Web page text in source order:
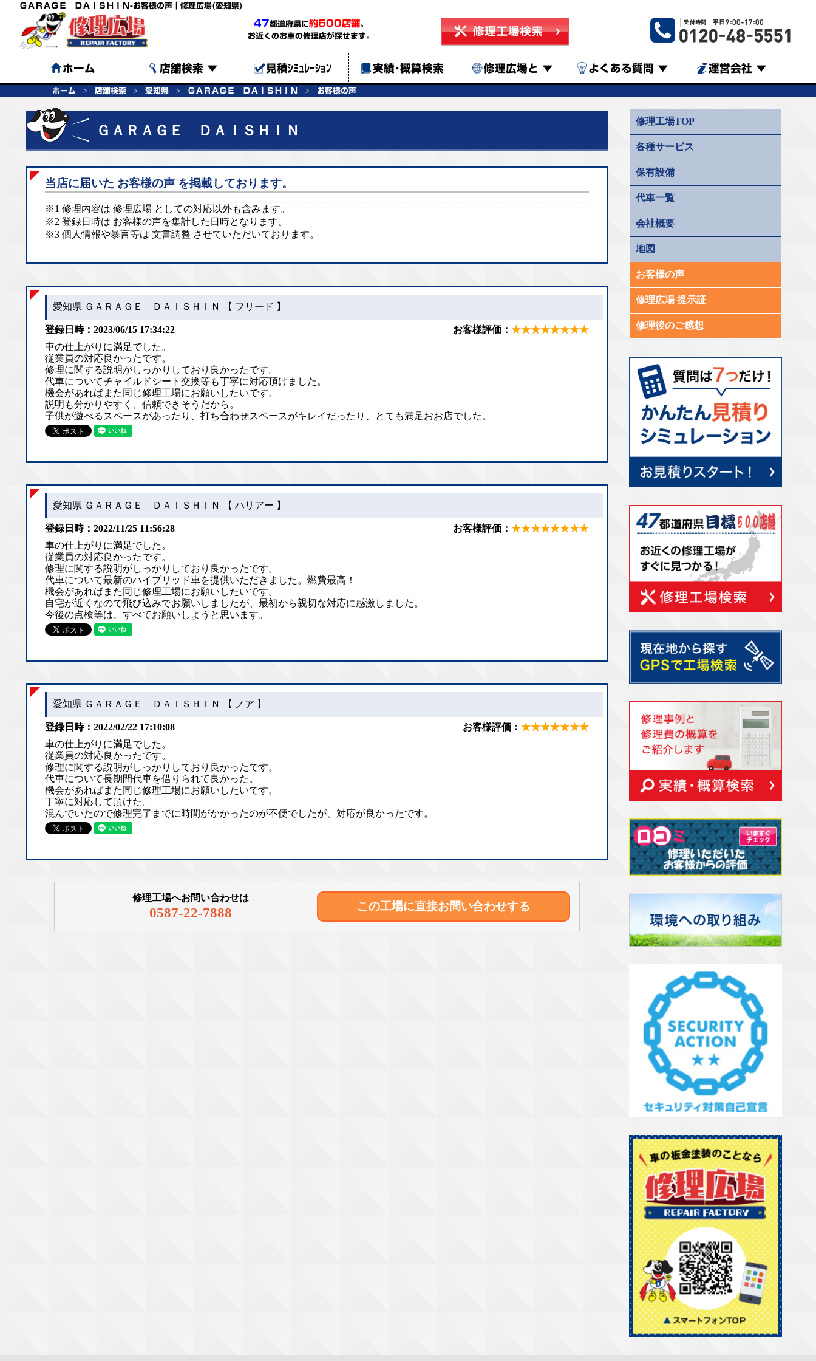
ＧＡＲＡＧＥ ＤＡＩＳＨＩＮ-お客様の声｜修理広場(愛知県)
47都道府県に約500店舗。
お近くのお車の修理店が探せます。
ホーム 店舗検索 ▼ 見積ｼﾐｭﾚｰｼｮﾝ 実績･概算検索 修理広場と ▼ よくある質問 ▼ 運営会社 ▼
ホーム 店舗検索 愛知県 ＧＡＲＡＧＥ ＤＡＩＳＨＩＮ お客様の声
ＧＡＲＡＧＥ ＤＡＩＳＨＩＮ
当店に届いた お客様の声 を掲載しております。
※1 修理内容は 修理広場 としての対応以外も含みます。
※2 登録日時は お客様の声を集計した日時となります。
※3 個人情報や暴言等は 文書調整 させていただいております。
愛知県 ＧＡＲＡＧＥ ＤＡＩＳＨＩＮ 【 フリード 】
登録日時：2023/06/15 17:34:22 お客様評価： ★★★★★★★★
車の仕上がりに満足でした。
従業員の対応良かったです。
修理に関する説明がしっかりしており良かったです。
代車についてチャイルドシート交換等も丁寧に対応頂けました。
機会があればまた同じ修理工場にお願いしたいです。
説明も分かりやすく、信頼できそうだから。
子供が遊べるスペースがあったり、打ち合わせスペースがキレイだったり、とても満足おお店でした。
愛知県 ＧＡＲＡＧＥ ＤＡＩＳＨＩＮ 【 ハリアー 】
登録日時：2022/11/25 11:56:28 お客様評価： ★★★★★★★★
車の仕上がりに満足でした。
従業員の対応良かったです。
修理に関する説明がしっかりしており良かったです。
代車について最新のハイブリッド車を提供いただきました。燃費最高！
機会があればまた同じ修理工場にお願いしたいです。
自宅が近くなので飛び込みでお願いしましたが、最初から親切な対応に感激しました。
今後の点検等は、すべてお願いしようと思います。
愛知県 ＧＡＲＡＧＥ ＤＡＩＳＨＩＮ 【 ノア 】
登録日時：2022/02/22 17:10:08 お客様評価： ★★★★★★★
車の仕上がりに満足でした。
従業員の対応良かったです。
修理に関する説明がしっかりしており良かったです。
代車について長期間代車を借りられて良かった。
機会があればまた同じ修理工場にお願いしたいです。
丁寧に対応して頂けた。
混んでいたので修理完了までに時間がかかったのが不便でしたが、対応が良かったです。
修理工場へお問い合わせは
0587-22-7888 この工場に直接お問い合わせする
修理工場TOP
各種サービス
保有設備
代車一覧
会社概要
地図
お客様の声
修理広場 提示証
修理後のご感想